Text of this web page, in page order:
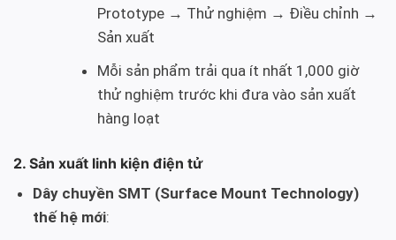
Prototype → Thử nghiệm → Điều chỉnh →
Sản xuất
Mỗi sản phẩm trải qua ít nhất 1,000 giờ
thử nghiệm trước khi đưa vào sản xuất
hàng loạt
2. Sản xuất linh kiện điện tử
Dây chuyền SMT (Surface Mount Technology)
thế hệ mới: